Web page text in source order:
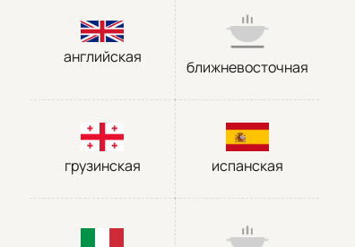
английская
ближневосточная
грузинская испанская